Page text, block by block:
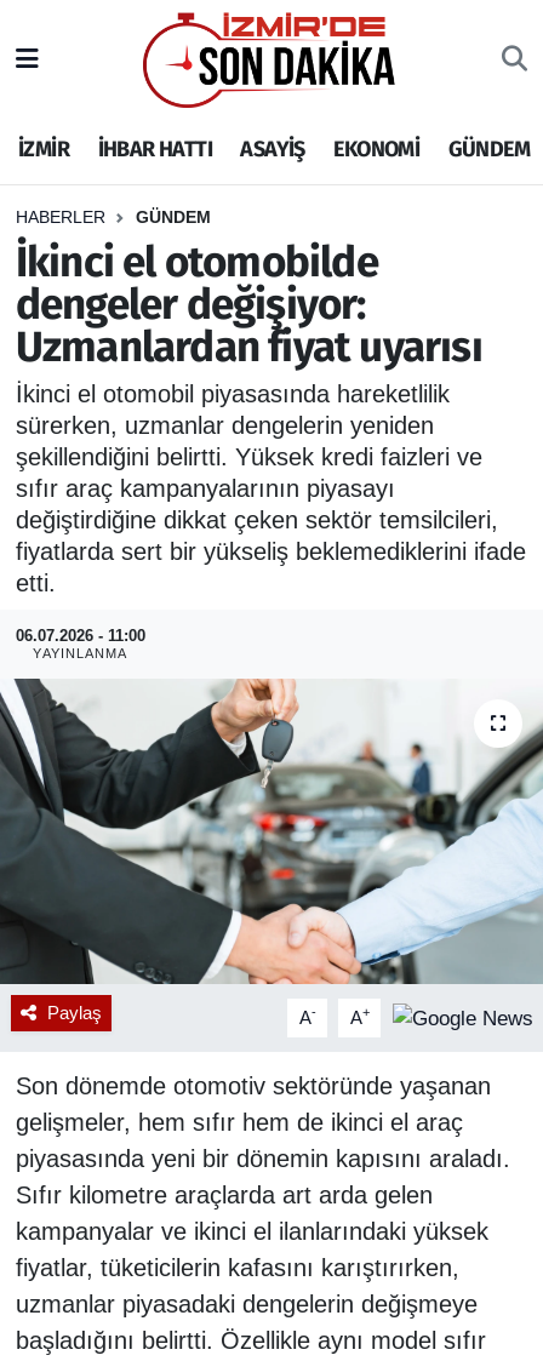
İZMİR İHBAR HATTI ASAYİŞ EKONOMİ GÜNDEM
HABERLER GÜNDEM
İkinci el otomobilde
dengeler değişiyor:
Uzmanlardan fiyat uyarısı
İkinci el otomobil piyasasında hareketlilik
sürerken, uzmanlar dengelerin yeniden
şekillendiğini belirtti. Yüksek kredi faizleri ve
sıfır araç kampanyalarının piyasayı
değiştirdiğine dikkat çeken sektör temsilcileri,
fiyatlarda sert bir yükseliş beklemediklerini ifade
etti.
06.07.2026 - 11:00
YAYINLANMA
Paylaş A- A+
Son dönemde otomotiv sektöründe yaşanan
gelişmeler, hem sıfır hem de ikinci el araç
piyasasında yeni bir dönemin kapısını araladı.
Sıfır kilometre araçlarda art arda gelen
kampanyalar ve ikinci el ilanlarındaki yüksek
fiyatlar, tüketicilerin kafasını karıştırırken,
uzmanlar piyasadaki dengelerin değişmeye
başladığını belirtti. Özellikle aynı model sıfır
İHBAR HATTI
DEPREM
GENEL
EKONOMİ
SİYASET
SPOR
ASAYİŞ
İzmir Nöbetçi Eczaneler
İzmir Hava Durumu
İzmir Namaz Vakitleri
İzmir Trafik Yoğunluk Haritası
Puan Durumu ve Fikstür
Tüm Manşetler
Son Dakika Haberleri
Haber Arşivi